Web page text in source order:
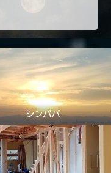
シンパパ